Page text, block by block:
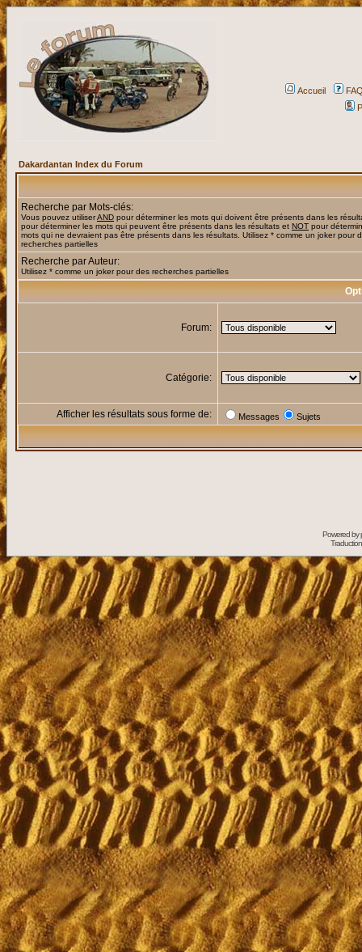
Accueil
Dakardantan Index du Forum
Recherche par Mots-clés:
Vous pouvez utiliserAND pour déterminer les mots qui doivent être présents dans les
pour déterminer les mots qui peuvent être présents dans les résultats et NOT pour
mots qui ne devraient pas être présents dans les résultats. Utilisez * comme un joker pour
recherches partielles
Recherche par Auteur:
Utilisez * comme un joker pour des recherches partielles
Forum:
Catégorie:
Afficher les résultats sous forme de: Messages Sujets
Powered by